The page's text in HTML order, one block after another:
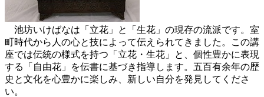
池坊いけばなは「立花」と「生花」の現存の流派です。室
町時代から人の心と技によって伝えられてきました。この講
座では伝統の様式を持つ「立花・生花」と、個性豊かに表現
する「自由花」を伝書に基づき指導します。五百有余年の歴
史と文化を心豊かに楽しみ、新しい自分を発見してくださ
い。